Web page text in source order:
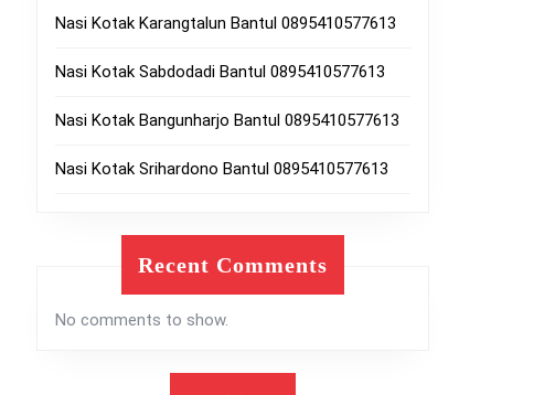
Nasi Kotak Karangtalun Bantul 0895410577613
Nasi Kotak Sabdodadi Bantul 0895410577613
Nasi Kotak Bangunharjo Bantul 0895410577613
Nasi Kotak Srihardono Bantul 0895410577613
Recent Comments
No comments to show.